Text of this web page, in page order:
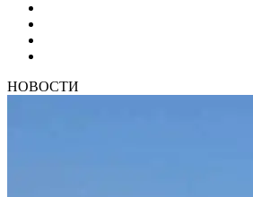
НОВОСТИ